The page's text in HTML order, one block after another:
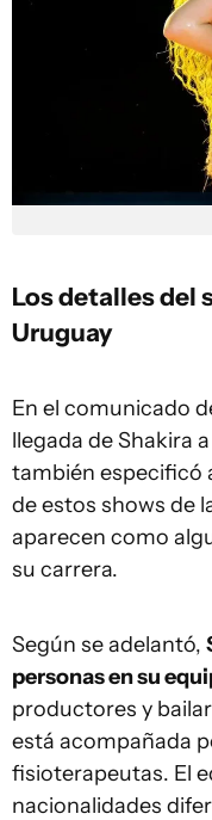
Los detalles del
Uruguay
En el comunicado
llegada de Shakira
también especificó
de estos shows de
aparecen como
su carrera.
Según se adelantó,
personas en su
productores y
está acompañada
fisioterapeutas. El
nacionalidades